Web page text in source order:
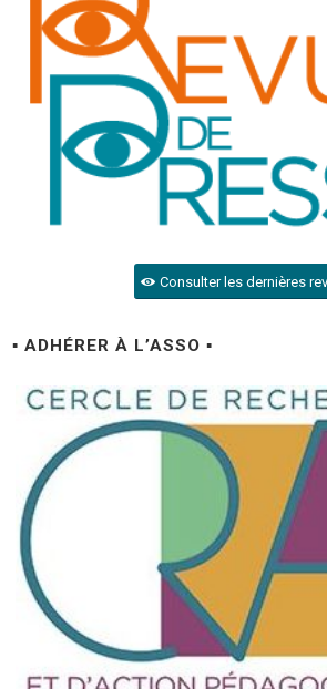
Consulter les dernières
▪ ADHÉRER À L’ASSO ▪